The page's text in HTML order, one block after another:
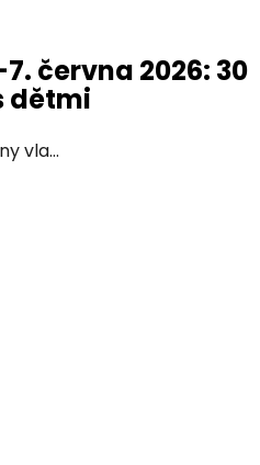
června 2026: 30
dětmi
vla...